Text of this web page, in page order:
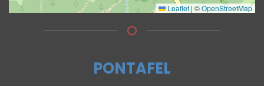
Leaflet | ©OpenStreetMap
PONTAFEL